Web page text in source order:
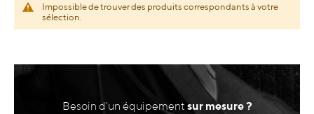
Impossible de trouver des produits correspondants à votre
sélection.
Besoin d'un équipement sur mesure ?